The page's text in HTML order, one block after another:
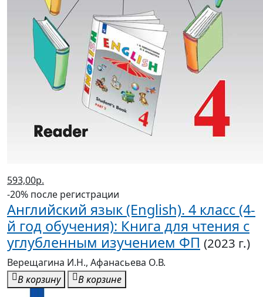
593,00р.
-20% после регистрации
Английский язык (English). 4 класс (4-
й год обучения): Книга для чтения с
углубленным изучением ФП (2023 г.)
Верещагина И.Н., Афанасьева О.В.
В корзину
В корзине